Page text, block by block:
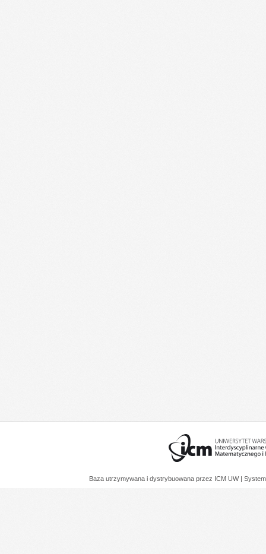
Baza utrzymywana i dystrybuowana przez ICM UW |